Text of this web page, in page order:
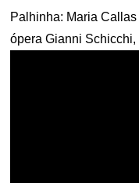
Palhinha: Maria
ópera Gianni